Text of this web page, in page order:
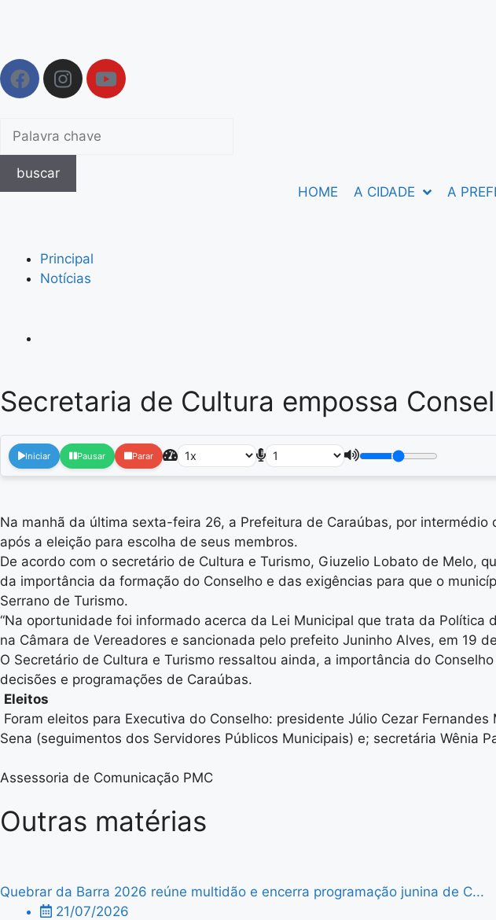
buscar
HOME
A CIDADE A
Principal
Notícias
Secretaria de Cultura empossa
Iniciar Pausar Parar
Na manhã da última sexta-feira 26, a Prefeitura de Caraúbas, por
após a eleição para escolha de seus membros.
De acordo com o secretário de Cultura e Turismo, Giuzelio Lobato de Melo,
da importância da formação do Conselho e das exigências para que o
Serrano de Turismo.
“Na oportunidade foi informado acerca da Lei Municipal que trata da
na Câmara de Vereadores e sancionada pelo prefeito Juninho Alves, em 19
O Secretário de Cultura e Turismo ressaltou ainda, a importância do
decisões e programações de Caraúbas.
Eleitos
Foram eleitos para Executiva do Conselho: presidente Júlio Cezar
Sena (seguimentos dos Servidores Públicos Municipais) e; secretária Wênia
Assessoria de Comunicação PMC
Outras matérias
Quebrar da Barra 2026 reúne multidão e encerra programação junina de C...
21/07/2026